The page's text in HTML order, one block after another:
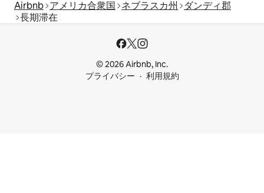
Airbnb アメリカ合衆国 ネブラスカ州
ダンディ郡
長期滞在
© 2026 Airbnb, Inc.
プライバシー
利用規約